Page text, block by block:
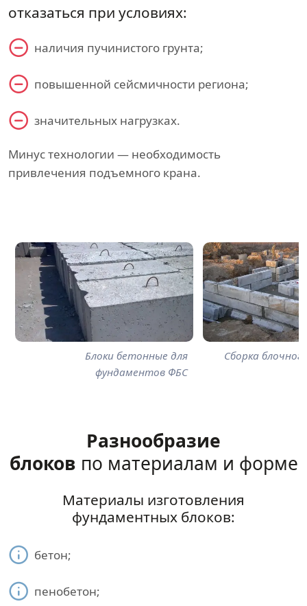
отказаться при условиях:
наличия пучинистого грунта;
повышенной сейсмичности региона;
значительных нагрузках.
Минус технологии — необходимость
привлечения подъемного крана.
Блоки бетонные для
фундаментов ФБС
Сборка
Разнообразие
блоков по материалам и форме
Материалы изготовления
фундаментных блоков:
бетон;
пенобетон;